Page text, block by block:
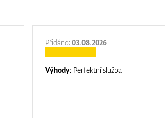
Přidáno:03.08.2026
Výhody: Perfektní služba